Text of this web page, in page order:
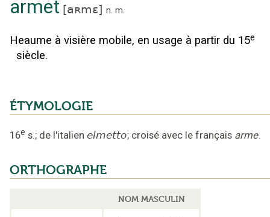
armet [aʀmɛ] n. m.
Heaume à visière mobile, en usage à partir du 15e
siècle.
ÉTYMOLOGIE
16e s.; de l'italien elmetto; croisé avec le français arme.
ORTHOGRAPHE
NOM MASCULIN